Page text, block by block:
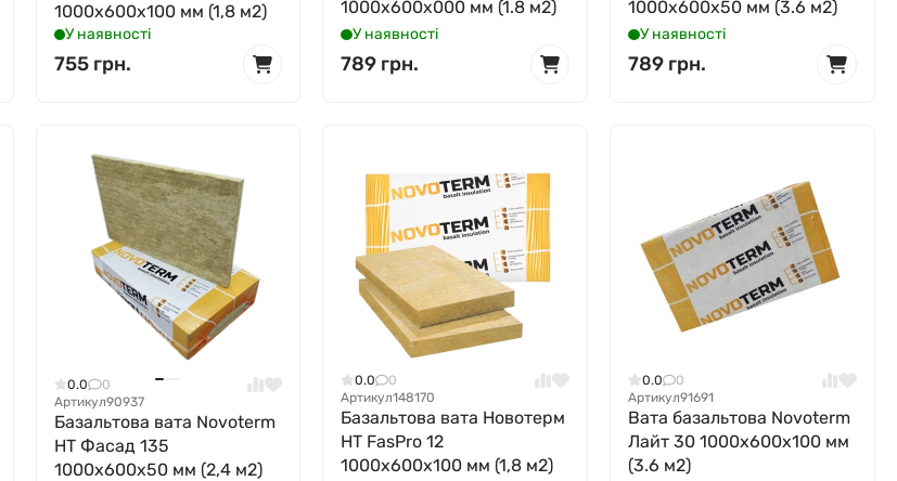
1000x600x100 мм (1,8 м2)
У наявності
755 грн.
1000x600x000 мм (1.8 м2)
У наявності
789 грн.
1000x600x50 мм (3.6 м2)
У наявності
789 грн.
0.0
0
Артикул90937
Базальтова вата Novoterm
НТ Фасад 135
1000x600x50 мм (2,4 м2)
0.0
0
Артикул148170
Базальтова вата Новотерм
НТ FasPro 12
1000x600x100 мм (1,8 м2)
0.0
0
Артикул91691
Вата базальтова Novoterm
Лайт 30 1000x600x100 мм
(3.6 м2)